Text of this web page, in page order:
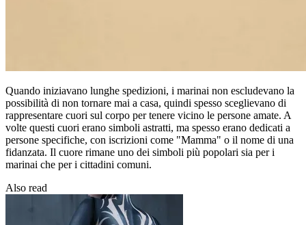
Quando iniziavano lunghe spedizioni, i marinai non escludevano la
possibilità di non tornare mai a casa, quindi spesso sceglievano di
rappresentare cuori sul corpo per tenere vicino le persone amate. A
volte questi cuori erano simboli astratti, ma spesso erano dedicati a
persone specifiche, con iscrizioni come "Mamma" o il nome di una
fidanzata. Il cuore rimane uno dei simboli più popolari sia per i
marinai che per i cittadini comuni.
Also read